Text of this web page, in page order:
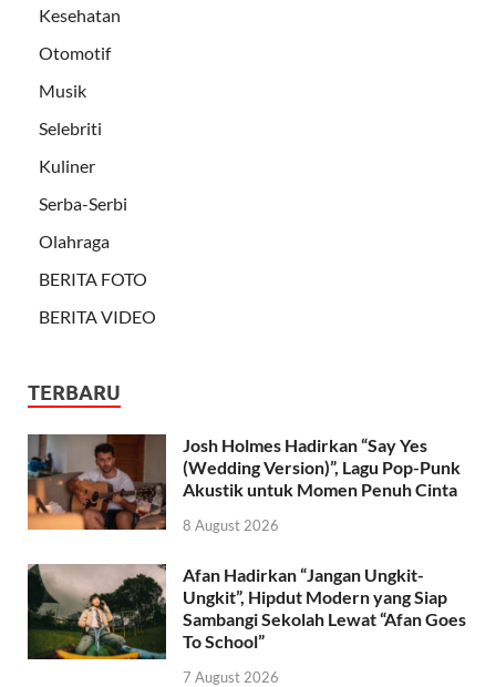
Kesehatan
Otomotif
Musik
Selebriti
Kuliner
Serba-Serbi
Olahraga
BERITA FOTO
BERITA VIDEO
TERBARU
Josh Holmes Hadirkan “Say Yes
(Wedding Version)”, Lagu Pop-Punk
Akustik untuk Momen Penuh Cinta
8 August 2026
Afan Hadirkan “Jangan Ungkit-
Ungkit”, Hipdut Modern yang Siap
Sambangi Sekolah Lewat “Afan Goes
To School”
7 August 2026